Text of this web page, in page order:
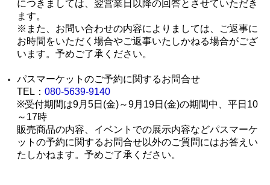
につきましては、翌営業日以降の回答とさせていただき
ます。
※また、お問い合わせの内容によりましては、ご返事に
お時間をいただく場合やご返事いたしかねる場合がござ
います。予めご了承ください。
パスマーケットのご予約に関するお問合せ
TEL： 080-5639-9140
※受付期間は9月5日(金)～9月19日(金)の期間中、平日10
～17時
販売商品の内容、イベントでの展示内容などパスマーケ
ットの予約に関するお問合せ以外のご質問にはお答えい
たしかねます。 予めご了承ください。